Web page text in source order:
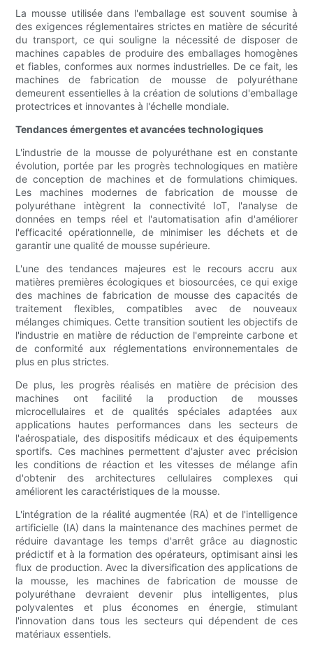
La mousse utilisée dans l'emballage est souvent soumise à
des exigences réglementaires strictes en matière de sécurité
du transport, ce qui souligne la nécessité de disposer de
machines capables de produire des emballages homogènes
et fiables, conformes aux normes industrielles. De ce fait, les
machines de fabrication de mousse de polyuréthane
demeurent essentielles à la création de solutions d'emballage
protectrices et innovantes à l'échelle mondiale.
Tendances émergentes et avancées technologiques
L'industrie de la mousse de polyuréthane est en constante
évolution, portée par les progrès technologiques en matière
de conception de machines et de formulations chimiques.
Les machines modernes de fabrication de mousse de
polyuréthane intègrent la connectivité IoT, l'analyse de
données en temps réel et l'automatisation afin d'améliorer
l'efficacité opérationnelle, de minimiser les déchets et de
garantir une qualité de mousse supérieure.
L'une des tendances majeures est le recours accru aux
matières premières écologiques et biosourcées, ce qui exige
des machines de fabrication de mousse des capacités de
traitement flexibles, compatibles avec de nouveaux
mélanges chimiques. Cette transition soutient les objectifs de
l'industrie en matière de réduction de l'empreinte carbone et
de conformité aux réglementations environnementales de
plus en plus strictes.
De plus, les progrès réalisés en matière de précision des
machines ont facilité la production de mousses
microcellulaires et de qualités spéciales adaptées aux
applications hautes performances dans les secteurs de
l'aérospatiale, des dispositifs médicaux et des équipements
sportifs. Ces machines permettent d'ajuster avec précision
les conditions de réaction et les vitesses de mélange afin
d'obtenir des architectures cellulaires complexes qui
améliorent les caractéristiques de la mousse.
L'intégration de la réalité augmentée (RA) et de l'intelligence
artificielle (IA) dans la maintenance des machines permet de
réduire davantage les temps d'arrêt grâce au diagnostic
prédictif et à la formation des opérateurs, optimisant ainsi les
flux de production. Avec la diversification des applications de
la mousse, les machines de fabrication de mousse de
polyuréthane devraient devenir plus intelligentes, plus
polyvalentes et plus économes en énergie, stimulant
l'innovation dans tous les secteurs qui dépendent de ces
matériaux essentiels.